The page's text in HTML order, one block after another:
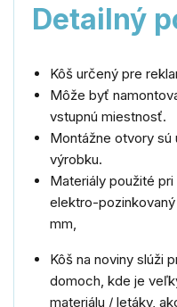
Detailný
Kôš určený pre
Môže byť
vstupnú miestnosť.
Montážne otvory sú
výrobku.
Materiály použité
elektro-
mm,
Kôš na noviny slúži
domoch, kde je
materiálu / letáky,